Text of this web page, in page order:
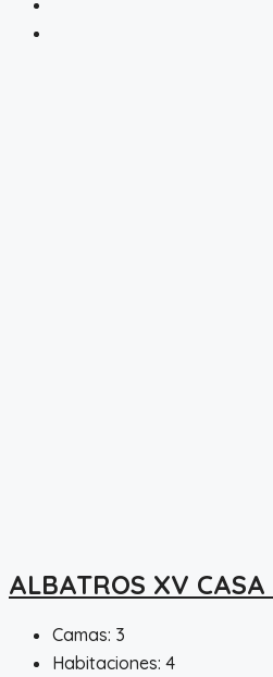
ALBATROS XV CASA
Camas: 3
Habitaciones: 4